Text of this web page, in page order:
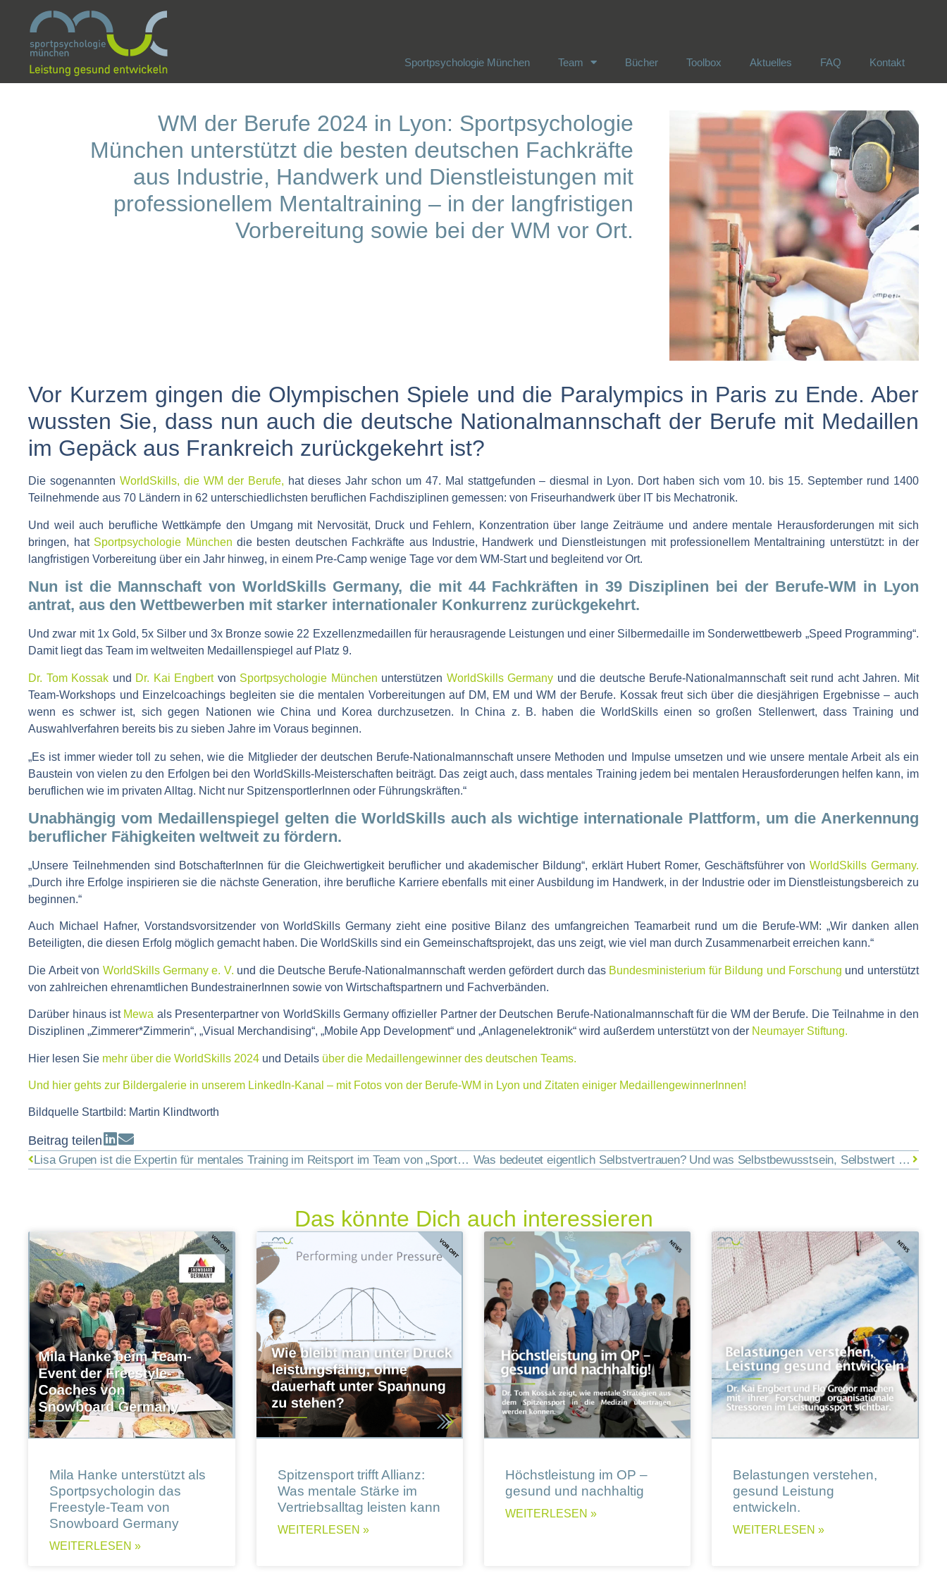
Sportpsychologie München Team Bücher Toolbox Aktuelles FAQ Kontakt
WM der Berufe 2024 in Lyon: Sportpsychologie
München unterstützt die besten deutschen Fachkräfte
aus Industrie, Handwerk und Dienstleistungen mit
professionellem Mentaltraining – in der langfristigen
Vorbereitung sowie bei der WM vor Ort.
Vor Kurzem gingen die Olympischen Spiele und die Paralympics in Paris zu Ende. Aber
wussten Sie, dass nun auch die deutsche Nationalmannschaft der Berufe mit Medaillen
im Gepäck aus Frankreich zurückgekehrt ist?
Die sogenanntenWorldSkills, die WM der Berufe, hat dieses Jahr schon um 47. Mal stattgefunden – diesmal in Lyon. Dort haben sich vom 10. bis 15. September rund 1400
Teilnehmende aus 70 Ländern in 62 unterschiedlichsten beruflichen Fachdisziplinen gemessen: von Friseurhandwerk über IT bis Mechatronik.
Und weil auch berufliche Wettkämpfe den Umgang mit Nervosität, Druck und Fehlern, Konzentration über lange Zeiträume und andere mentale Herausforderungen mit sich
bringen, hat Sportpsychologie München die besten deutschen Fachkräfte aus Industrie, Handwerk und Dienstleistungen mit professionellem Mentaltraining unterstützt: in der
langfristigen Vorbereitung über ein Jahr hinweg, in einem Pre-Camp wenige Tage vor dem WM-Start und begleitend vor Ort.
Nun ist die Mannschaft von WorldSkills Germany, die mit 44 Fachkräften in 39 Disziplinen bei der Berufe-WM in Lyon
antrat, aus den Wettbewerben mit starker internationaler Konkurrenz zurückgekehrt.
Und zwar mit 1x Gold, 5x Silber und 3x Bronze sowie 22 Exzellenzmedaillen für herausragende Leistungen und einer Silbermedaille im Sonderwettbewerb „Speed Programming“.
Damit liegt das Team im weltweiten Medaillenspiegel auf Platz 9.
Dr. Tom Kossak und Dr. Kai Engbertvon Sportpsychologie München unterstützen WorldSkills Germany und die deutsche Berufe-Nationalmannschaft seit rund acht Jahren. Mit
Team-Workshops und Einzelcoachings begleiten sie die mentalen Vorbereitungen auf DM, EM und WM der Berufe. Kossak freut sich über die diesjährigen Ergebnisse – auch
wenn es schwer ist, sich gegen Nationen wie China und Korea durchzusetzen. In China z. B. haben die WorldSkills einen so großen Stellenwert, dass Training und
Auswahlverfahren bereits bis zu sieben Jahre im Voraus beginnen.
„Es ist immer wieder toll zu sehen, wie die Mitglieder der deutschen Berufe-Nationalmannschaft unsere Methoden und Impulse umsetzen und wie unsere mentale Arbeit als ein
Baustein von vielen zu den Erfolgen bei den WorldSkills-Meisterschaften beiträgt. Das zeigt auch, dass mentales Training jedem bei mentalen Herausforderungen helfen kann, im
beruflichen wie im privaten Alltag. Nicht nur SpitzensportlerInnen oder Führungskräften.“
Unabhängig vom Medaillenspiegel gelten die WorldSkills auch als wichtige internationale Plattform, um die Anerkennung
beruflicher Fähigkeiten weltweit zu fördern.
„Unsere Teilnehmenden sind BotschafterInnen für die Gleichwertigkeit beruflicher und akademischer Bildung“, erklärt Hubert Romer, Geschäftsführer vonWorldSkills Germany.
„Durch ihre Erfolge inspirieren sie die nächste Generation, ihre berufliche Karriere ebenfalls mit einer Ausbildung im Handwerk, in der Industrie oder im Dienstleistungsbereich zu
beginnen.“
Auch Michael Hafner, Vorstandsvorsitzender von WorldSkills Germany zieht eine positive Bilanz des umfangreichen Teamarbeit rund um die Berufe-WM: „Wir danken allen
Beteiligten, die diesen Erfolg möglich gemacht haben. Die WorldSkills sind ein Gemeinschaftsprojekt, das uns zeigt, wie viel man durch Zusammenarbeit erreichen kann.“
Die Arbeit von WorldSkills Germany e. V. und die Deutsche Berufe-Nationalmannschaft werden gefördert durch das Bundesministerium für Bildung und Forschung und unterstützt
von zahlreichen ehrenamtlichen BundestrainerInnen sowie von Wirtschaftspartnern und Fachverbänden.
Darüber hinaus ist Mewa als Presenterpartner von WorldSkills Germany offizieller Partner der Deutschen Berufe-Nationalmannschaft für die WM der Berufe. Die Teilnahme in den
Disziplinen „Zimmerer*Zimmerin“, „Visual Merchandising“, „Mobile App Development“ und „Anlagenelektronik“ wird außerdem unterstützt von der Neumayer Stiftung.
Hier lesen Sie mehr über die WorldSkills 2024 und Details über die Medaillengewinner des deutschen Teams.
Und hier gehts zur Bildergalerie in unserem LinkedIn-Kanal – mit Fotos von der Berufe-WM in Lyon und Zitaten einiger MedaillengewinnerInnen!
Bildquelle Startbild: Martin Klindtworth
Beitrag teilen
Lisa Grupen ist die Expertin für mentales Training im Reitsport im Team von „Sportpsychologie München.“ Vor kurzem wurde ihr das „Goldene Reitabzeichen“ für besondere Erfolge im Dressursport verliehen. Was bedeutet eigentlich Selbstvertrauen? Und was Selbstbewusstsein, Selbstwert und Selbstwirksamkeit? Wir erklären kompakt die Unterschiede – und haben zwei neue kostenlose Übungsblätter in unsere Online-Toolbox gestellt.
Das könnte Dich auch interessieren
Mila Hanke unterstützt als
Sportpsychologin das
Freestyle-Team von
Snowboard Germany
WEITERLESEN »
Spitzensport trifft Allianz:
Was mentale Stärke im
Vertriebsalltag leisten kann
WEITERLESEN »
Höchstleistung im OP –
gesund und nachhaltig
WEITERLESEN »
Belastungen verstehen,
gesund Leistung
entwickeln.
WEITERLESEN »